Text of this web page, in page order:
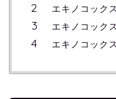
エキノコック
エキノコック
エキノコック